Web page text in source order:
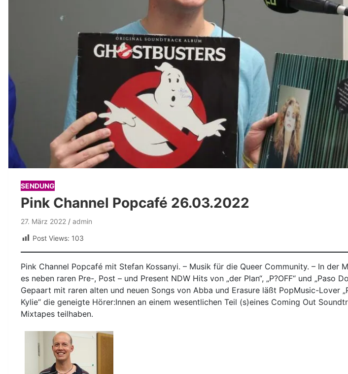
SENDUNG
Pink Channel Popcafé 26.03.2022
27. März 2022
admin
Post Views: 103
Pink Channel Popcafé mit Stefan Kossanyi. – Musik für die Queer Community. – In der
es neben raren Pre-, Post – und Present NDW Hits von „der Plan“, „P?OFF“ und „Paso
Gepaart mit raren alten und neuen Songs von Abba und Erasure läßt PopMusic-Lover
Kylie“ die geneigte Hörer:Innen an einem wesentlichen Teil (s)eines Coming Out
Mixtapes teilhaben.